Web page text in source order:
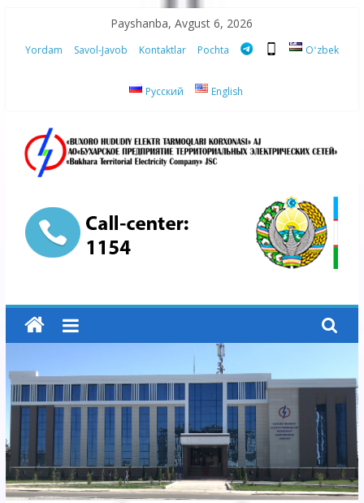
content
Payshanba, Avgust 6, 2026
Yordam Savol-Javob Kontaktlar Pochta Oʻzbek
Русский English
“Buxoro
hududiy
elektr
tarmoqlari
korxonasi”
AJ
“Buxoro
hududiy